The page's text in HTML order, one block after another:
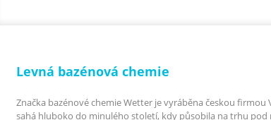
Levná bazénová chemie
Značka bazénové chemie Wetter je vyráběna českou firmou
sahá hluboko do minulého století, kdy působila na trhu pod